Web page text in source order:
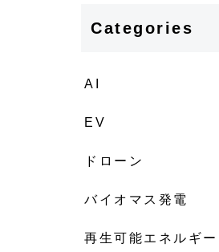
Categories
AI
EV
ドローン
バイオマス発電
再生可能エネルギー